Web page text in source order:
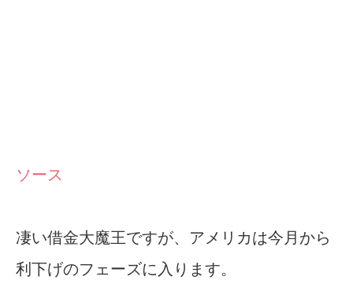
ソース
凄い借金大魔王ですが、アメリカは今月から
利下げのフェーズに入ります。